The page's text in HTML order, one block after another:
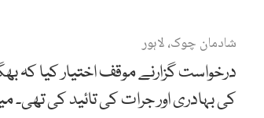
شادمان چوک، لاہور
درخواست گزارنے موقف اختیار کیا
کی بہادری اور جرات کی تائید کی تھی۔